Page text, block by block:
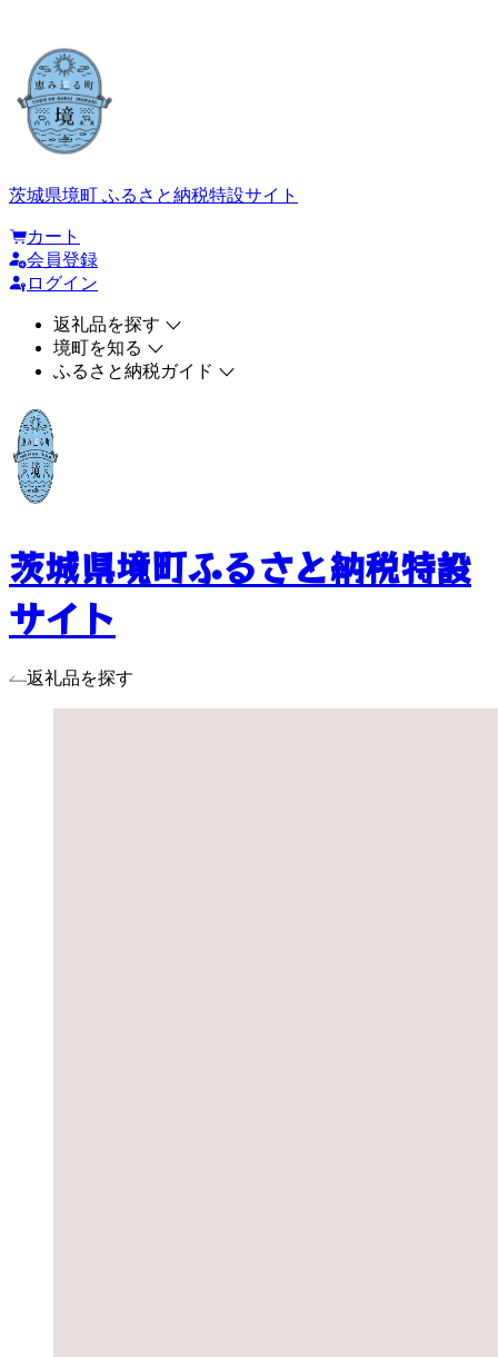
茨城県境町 ふるさと納税特設サイト
カート
会員登録
ログイン
返礼品を探す
境町を知る
ふるさと納税ガイド
茨城県境町ふるさと納税特設
サイト
返礼品を探す